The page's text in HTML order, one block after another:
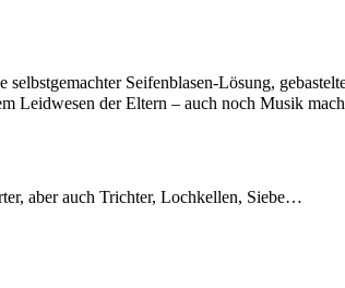
Seifenblasen-Lösung,
Leidwesen der Eltern – auch noch Musik
aber auch Trichter, Lochkellen, Siebe…